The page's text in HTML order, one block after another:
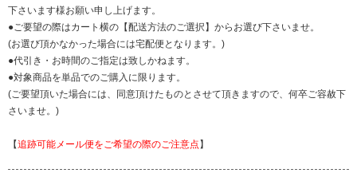
下さいます様お願い申し上げます。
●ご要望の際はカート横の【配送方法のご選択】からお選び下さいませ。
(お選び頂かなかった場合には宅配便となります。)
●代引き・お時間のご指定は致しかねます。
●対象商品を単品でのご購入に限ります。
(ご要望頂いた場合には、同意頂けたものとさせて頂きますので、何卒ご容赦下
さいませ。)
【追跡可能メール便をご希望の際のご注意点】